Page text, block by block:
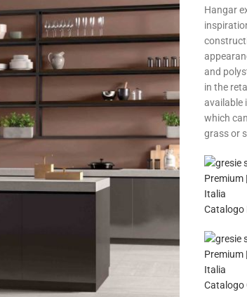
Hangar
and
in the
available
which
grass or
Catalogo
Catalogo